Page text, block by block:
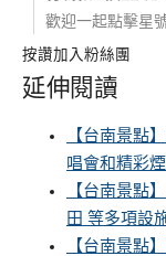
歡迎一起點擊星
按讚加入粉絲團
延伸閱讀
【台南景點
唱會和精彩
【台南景點
田 等多項設
【台南景點